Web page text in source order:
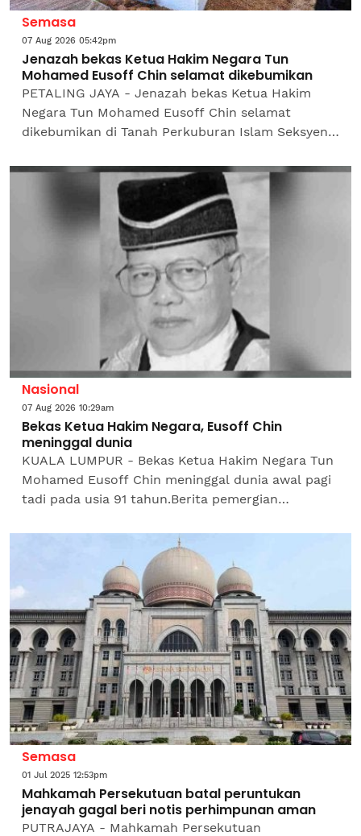
Semasa
07 Aug 2026 05:42pm
Jenazah bekas Ketua Hakim Negara Tun
Mohamed Eusoff Chin selamat dikebumikan
PETALING JAYA - Jenazah bekas Ketua Hakim
Negara Tun Mohamed Eusoff Chin selamat
dikebumikan di Tanah Perkuburan Islam Seksyen
Jumaat. Terdahulu, urusan...
Nasional
07 Aug 2026 10:29am
Bekas Ketua Hakim Negara, Eusoff Chin
meninggal dunia
KUALA LUMPUR - Bekas Ketua Hakim Negara Tun
Mohamed Eusoff Chin meninggal dunia awal pagi
tadi pada usia 91 tahun.Berita pemergian
Peguam Malaysia...
Semasa
01 Jul 2025 12:53pm
Mahkamah Persekutuan batal peruntukan
jenayah gagal beri notis perhimpunan aman
PUTRAJAYA - Mahkamah Persekutuan